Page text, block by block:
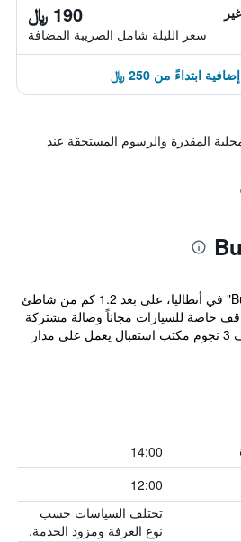
190 ﷼
سعر الليلة شامل الصريبة المضافة
المقدرة والرسوم المستحقة عند
يقع مكان إقامة "Bulvar Hotel" في أنطاليا، على بعد 1.2 كم من شاطئ
خاصة للسيارات مجاناً وصالة مشتركة
وبار. يوفر هذا الفندق المصنف 3 نجوم مكتب استقبال يعمل على مدار
14:00
12:00
تختلف السياسات حسب
نوع الغرفة ومزود الخدمة.